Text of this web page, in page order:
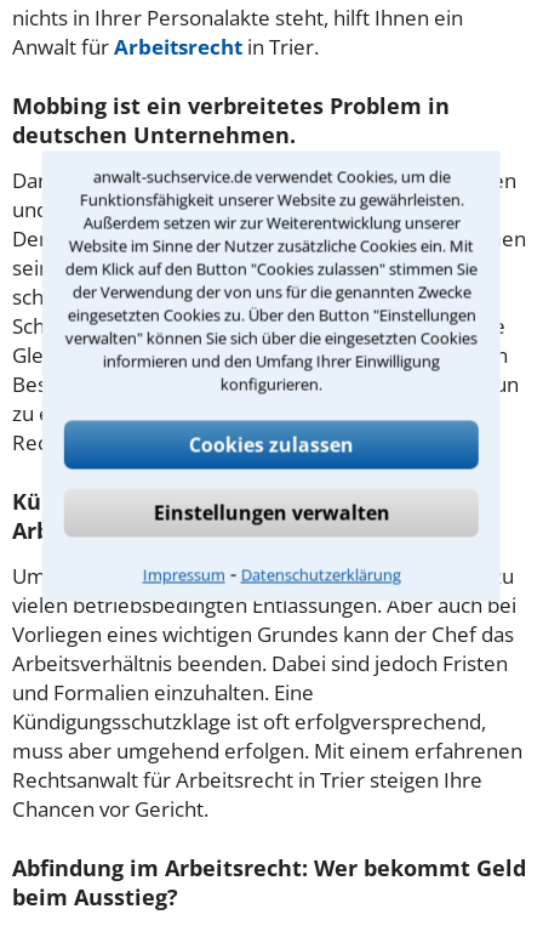
anwalt-suchservice.de verwendet Cookies, um die
Funktionsfähigkeit unserer Website zu gewährleisten.
Außerdem setzen wir zur Weiterentwicklung unserer
Website im Sinne der Nutzer zusätzliche Cookies ein. Mit
dem Klick auf den Button "Cookies zulassen" stimmen Sie
der Verwendung der von uns für die genannten Zwecke
eingesetzten Cookies zu. Über den Button "Einstellungen
verwalten" können Sie sich über die eingesetzten Cookies
informieren und den Umfang Ihrer Einwilligung
konfigurieren.
Cookies zulassen
Einstellungen verwalten
Impressum ⁃ Datenschutzerklärung
nichts in Ihrer Personalakte steht, hilft Ihnen ein
Anwalt fürArbeitsrecht in Trier.
Mobbing ist ein verbreitetes Problem in
deutschen Unternehmen.
Darunter versteht man ein systematisches Anfeinden
und Schikanieren durch Kollegen oder Vorgesetzte.
Der Arbeitgeber muss seine Beschäftigten im Rahmen
seiner arbeitsrechtlichen Fürsorgepflicht davor
schützen. Reagiert er nicht, kann dies zu
Schmerzensgeldansprüchen führen. Das Allgemeine
Gleichbehandlungsgesetz enthält unter anderem ein
Beschwerderecht für Betroffene. Welche Schritte nun
zu empfehlen sind, erläutert Ihnen ein erfahrener
Rechtsanwalt für Arbeitsrecht Trier.
Kündigung Arbeitsrecht: Womit müssen
Arbeitnehmer rechnen?
Umstrukturierungen und Sparmaßnahmen führen zu
vielen betriebsbedingten Entlassungen. Aber auch bei
Vorliegen eines wichtigen Grundes kann der Chef das
Arbeitsverhältnis beenden. Dabei sind jedoch Fristen
und Formalien einzuhalten. Eine
Kündigungsschutzklage ist oft erfolgversprechend,
muss aber umgehend erfolgen. Mit einem erfahrenen
Rechtsanwalt für Arbeitsrecht in Trier steigen Ihre
Chancen vor Gericht.
Abfindung im Arbeitsrecht: Wer bekommt Geld
beim Ausstieg?